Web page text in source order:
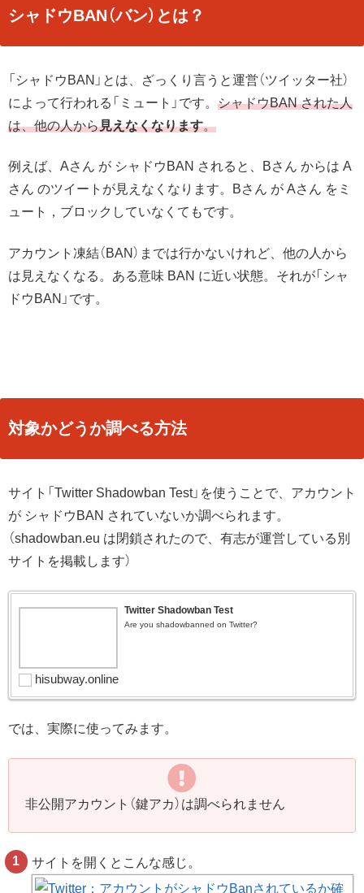
シャドウBAN（バン）とは？
「シャドウBAN」とは、ざっくり言うと運営（ツイッター社）
によって行われる「ミュート」です。 シャドウBAN された人
は、他の人から見えなくなります。
例えば、Aさん が シャドウBAN されると、Bさん からは A
さん のツイートが見えなくなります。Bさん が Aさん をミ
ュート，ブロックしていなくてもです。
アカウント凍結（BAN）までは行かないけれど、他の人から
は見えなくなる。ある意味 BAN に近い状態。それが「シャ
ドウBAN」です。
対象かどうか調べる方法
サイト「Twitter Shadowban Test」を使うことで、アカウント
が シャドウBAN されていないか調べられます。
（shadowban.eu は閉鎖されたので、有志が運営している別
サイトを掲載します）
Twitter Shadowban Test
Are you shadowbanned on Twitter?
hisubway.online
では、実際に使ってみます。
非公開アカウント（鍵アカ）は調べられません
サイトを開くとこんな感じ。